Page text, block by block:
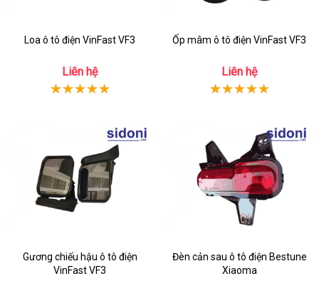
Loa ô tô điện VinFast VF3
Liên hệ
Ốp mâm ô tô điện VinFast VF3
Liên hệ
Gương chiếu hậu ô tô điện
VinFast VF3
Đèn cản sau ô tô điện Bestune
Xiaoma